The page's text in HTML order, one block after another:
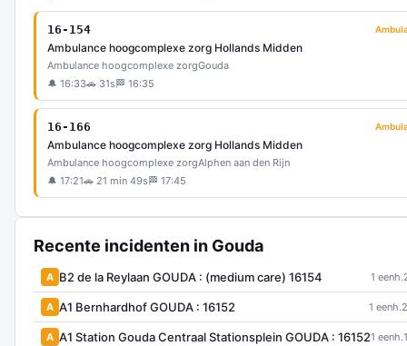
16-154
Ambulance hoogcomplexe zorg Hollands Midden
Ambulance hoogcomplexe zorgGouda
🔔 16:33🚗 31s 🏁 16:35
16-166
Ambulance hoogcomplexe zorg Hollands Midden
Ambulance hoogcomplexe zorgAlphen aan den Rijn
🔔 17:21🚗 21 min 49s 🏁 17:45
Recente incidenten in Gouda
A B2 de la Reylaan GOUDA : (medium care) 16154 1 eenh.
A A1 Bernhardhof GOUDA : 16152 1 eenh.
A A1 Station Gouda Centraal Stationsplein GOUDA : 161521 eenh.